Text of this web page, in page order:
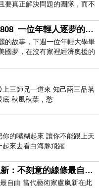
要真正解決問題的團隊，而不
標團隊，最近民進黨
小朱週記 20260808_一位年輕人逐夢的真實故事
的故事，下週一位年輕大學畢
國夢，在沒有家裡經濟奧援的
力工作累積出國基
三師兄一道來 知己兩三品茗
秋風秋葉，愁
的嘴糊起來 讓你不能跟上天
來去看白海豚飛躍
當代藝術家盧嵐新：不刻意的線條最自由，讓色彩流動、筆觸自己說話
自由 當代藝術家盧嵐新在此